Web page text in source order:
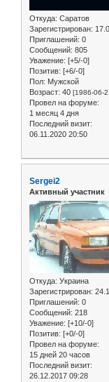
Откуда: Саратов
Зарегистрирован:
Приглашений: 0
Сообщений: 805
Уважение: [+5/-0]
Позитив: [+6/-0]
Пол: Мужской
Возраст: 40 [1986-06-
Провел на форуме:
1 месяц 4 дня
Последний визит:
06.11.2020 20:50
Sergei2
Активный участник
Откуда: Украина
Зарегистрирован:
Приглашений: 0
Сообщений: 218
Уважение: [+10/-0]
Позитив: [+0/-0]
Провел на форуме:
15 дней 20 часов
Последний визит:
26.12.2017 09:28